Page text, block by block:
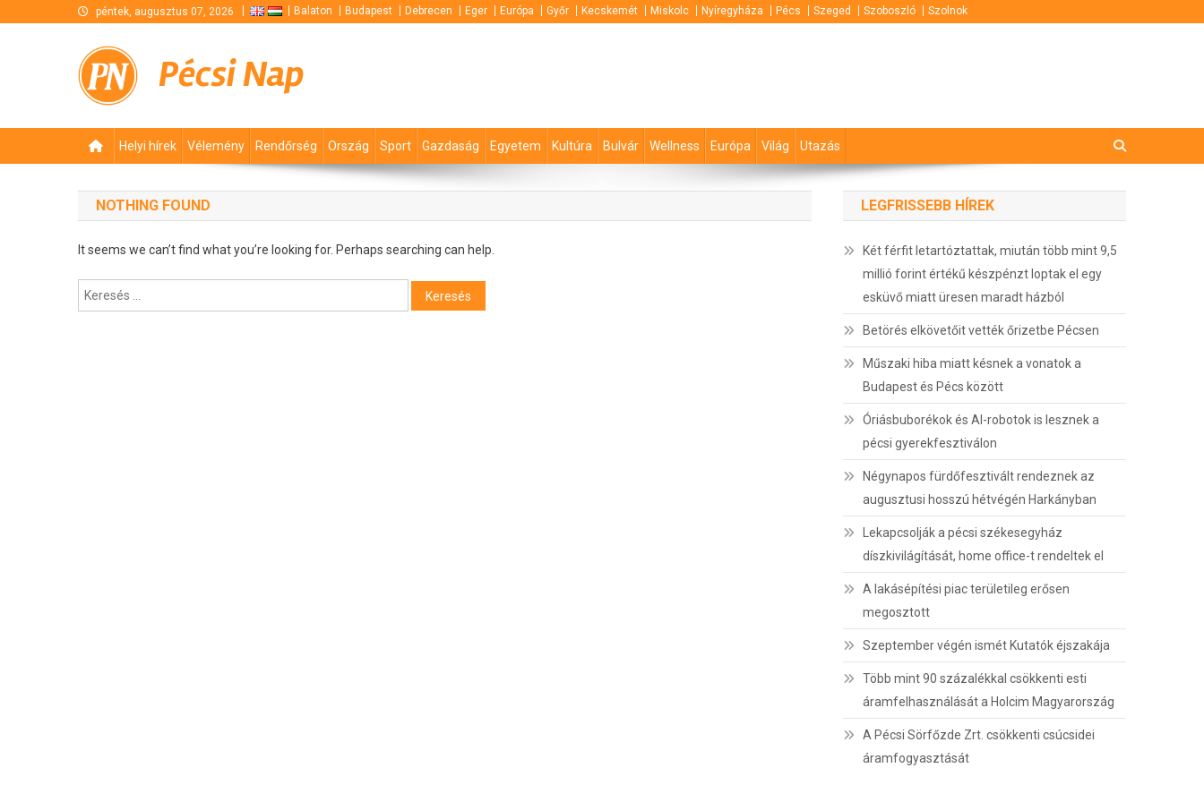
péntek, augusztus 07, 2026 Balaton Budapest Debrecen Eger Európa Győr Kecskemét Miskolc Nyíregyháza Pécs Szeged Szoboszló Szolnok
Pécsi Nap
Helyi hírek Vélemény Rendőrség Ország Sport Gazdaság Egyetem Kultúra Bulvár Wellness Európa Világ Utazás
NOTHING FOUND
It seems we can’t find what you’re looking for. Perhaps searching can help.
Keresés:
LEGFRISSEBB HÍREK
Két férfit letartóztattak, miután több mint 9,5
millió forint értékű készpénzt loptak el egy
esküvő miatt üresen maradt házból
Betörés elkövetőit vették őrizetbe Pécsen
Műszaki hiba miatt késnek a vonatok a
Budapest és Pécs között
Óriásbuborékok és AI-robotok is lesznek a
pécsi gyerekfesztiválon
Négynapos fürdőfesztivált rendeznek az
augusztusi hosszú hétvégén Harkányban
Lekapcsolják a pécsi székesegyház
díszkivilágítását, home office-t rendeltek el
A lakásépítési piac területileg erősen
megosztott
Szeptember végén ismét Kutatók éjszakája
Több mint 90 százalékkal csökkenti esti
áramfelhasználását a Holcim Magyarország
A Pécsi Sörfőzde Zrt. csökkenti csúcsidei
áramfogyasztását